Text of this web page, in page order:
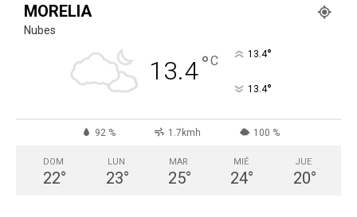
MORELIA
Nubes
13.4°C 13.4°
13.4°
92 % 1.7kmh 100 %
DOM
22°
LUN
23°
MAR
25°
MIÉ
24°
JUE
20°